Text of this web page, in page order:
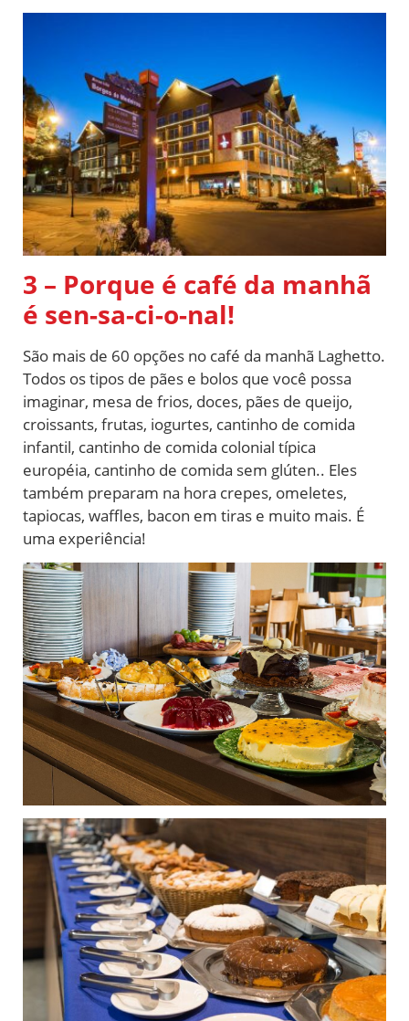
3 – Porque é café da manhã
é sen-sa-ci-o-nal!
São mais de 60 opções no café da manhã Laghetto.
Todos os tipos de pães e bolos que você possa
imaginar, mesa de frios, doces, pães de queijo,
croissants, frutas, iogurtes, cantinho de comida
infantil, cantinho de comida colonial típica
européia, cantinho de comida sem glúten.. Eles
também preparam na hora crepes, omeletes,
tapiocas, waffles, bacon em tiras e muito mais. É
uma experiência!